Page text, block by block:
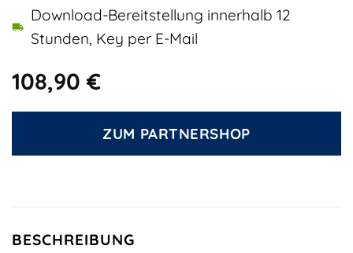
108,90€
Download-Bereitstellung innerhalb 12
Stunden, Key per E-Mail
ZUM PARTNERSHOP
BESCHREIBUNG